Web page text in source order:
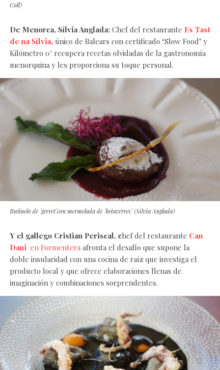
Coll)
De Menorca, Sílvia Anglada: Chef del restaurante Es Tast
de na Sílvia, único de Balears con certificado ‘Slow Food’ y
Kilómetro 0′ recupera recetas olvidadas de la gastronomía
menorquina y les proporciona su toque personal.
Buñuelo de ´gerret´con mermelada de ´betaverrec´ (Silvia Anglada)
Y el gallego Cristian Periscal, chef del restaurante Can
Dani en Formentera afronta el desafío que supone la
doble insularidad con una cocina de raíz que investiga el
producto local y que ofrece elaboraciones llenas de
imaginación y combinaciones sorprendentes.